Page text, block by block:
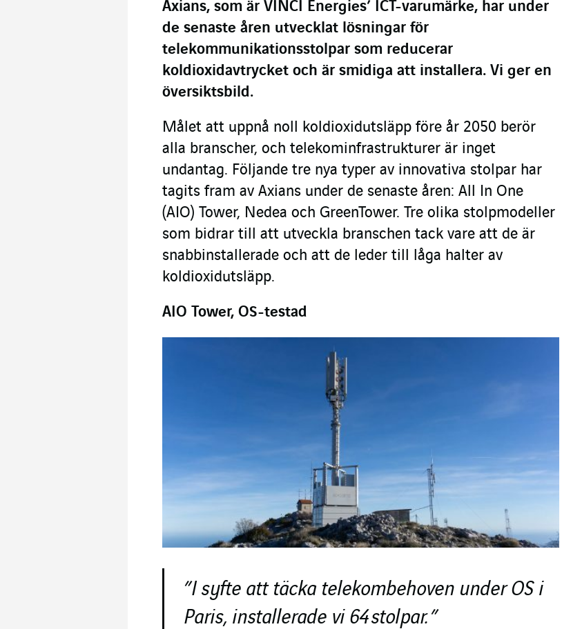
Axians, som är VINCI Energies’ ICT-varumärke, har under
de senaste åren utvecklat lösningar för
telekommunikationsstolpar som reducerar
koldioxidavtrycket och är smidiga att installera. Vi ger en
översiktsbild.
Målet att uppnå noll koldioxidutsläpp före år 2050 berör
alla branscher, och telekominfrastrukturer är inget
undantag. Följande tre nya typer av innovativa stolpar har
tagits fram av Axians under de senaste åren: All In One
(AIO) Tower, Nedea och GreenTower. Tre olika stolpmodeller
som bidrar till att utveckla branschen tack vare att de är
snabbinstallerade och att de leder till låga halter av
koldioxidutsläpp.
AIO Tower, OS-testad
”I syfte att täcka telekombehoven under OS i
Paris, installerade vi 64 stolpar. ”